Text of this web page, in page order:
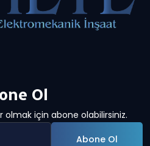
Ol
için abone olabilirsiniz.
Abone Ol